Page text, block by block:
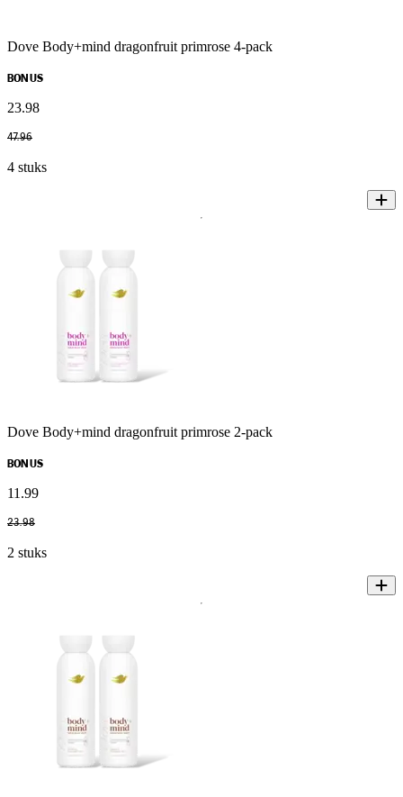
Dove Body+mind dragonfruit primrose 4-pack
BONUS
23.98
47.96
4 stuks
Dove Body+mind dragonfruit primrose 2-pack
BONUS
11 .99
23.98
2 stuks